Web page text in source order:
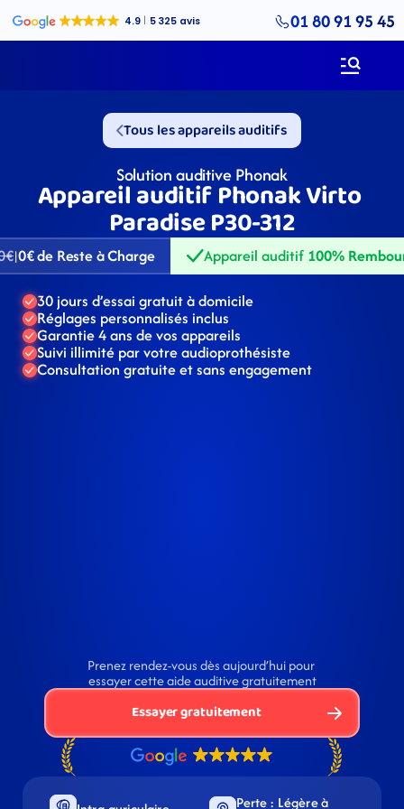
01 80 91 95 45
Tous les appareils auditifs
Solution auditive Phonak
Appareil auditif Phonak Virto
Paradise P30-312
|0€ de Reste à Charge Appareil auditif 100%
30 jours d’essai gratuit à domicile
Réglages personnalisés inclus
Garantie 4 ans de vos appareils
Suivi illimité par votre audioprothésiste
Consultation gratuite et sans engagement
Prenez rendez-vous dès aujourd’hui pour
essayer cette aide auditive gratuitement
Essayer gratuitement
Perte : Légère à